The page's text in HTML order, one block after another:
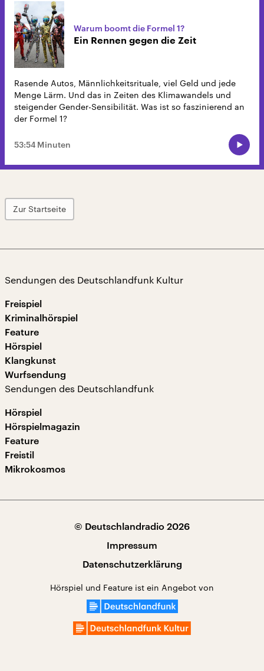
Warum boomt die Formel 1?
Ein Rennen gegen die Zeit
Rasende Autos, Männlichkeitsrituale, viel Geld und jede
Menge Lärm. Und das in Zeiten des Klimawandels und
steigender Gender-Sensibilität. Was ist so faszinierend an
der Formel 1?
53:54 Minuten
Zur Startseite
Sendungen des Deutschlandfunk Kultur
Freispiel
Kriminalhörspiel
Feature
Hörspiel
Klangkunst
Wurfsendung
Sendungen des Deutschlandfunk
Hörspiel
Hörspielmagazin
Feature
Freistil
Mikrokosmos
© Deutschlandradio 2026
Impressum
Datenschutzerklärung
Hörspiel und Feature ist ein Angebot von